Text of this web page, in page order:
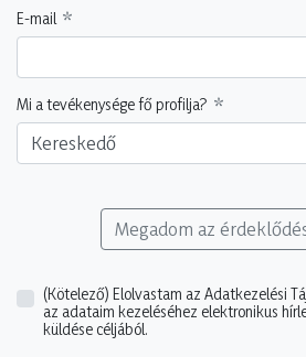
E-mail
Mi a tevékenysége fő profilja?
Kereskedő
Megadom az
(Kötelező) Elolvastam az Adatkezelési
az adataim kezeléséhez elektronikus
küldése céljából.